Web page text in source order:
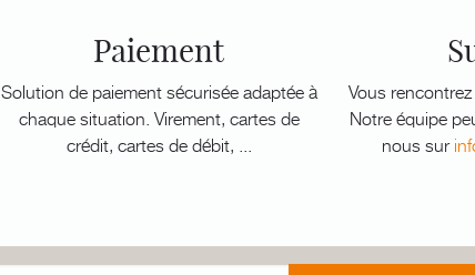
Paiement
Solution de paiement sécurisée adaptée à
chaque situation. Virement, cartes de
crédit, cartes de débit, ...
Vous
Notre équipe
nous sur